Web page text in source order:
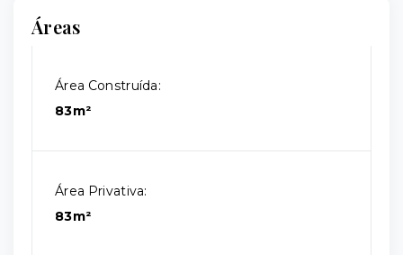
Áreas
Área Construída:
83m²
Área Privativa:
83m²